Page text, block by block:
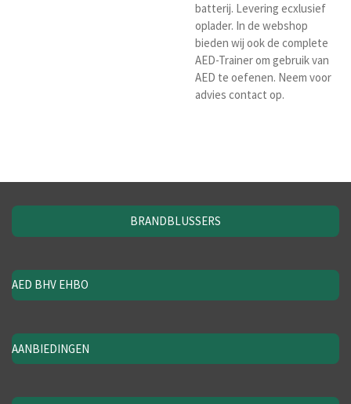
batterij. Levering ecxlusief
oplader. In de webshop
bieden wij ook de complete
AED-Trainer om gebruik van
AED te oefenen. Neem voor
advies contact op.
BRANDBLUSSERS
AED BHV EHBO
AANBIEDINGEN